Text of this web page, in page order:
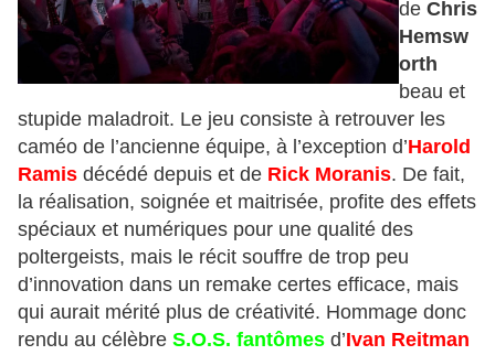
de Chris
Hemsw
orth
beau et
stupide maladroit. Le jeu consiste à retrouver les
caméo de l’ancienne équipe, à l’exception d’Harold
Ramis décédé depuis et de Rick Moranis. De fait,
la réalisation, soignée et maitrisée, profite des effets
spéciaux et numériques pour une qualité des
poltergeists, mais le récit souffre de trop peu
d’innovation dans un remake certes efficace, mais
qui aurait mérité plus de créativité. Hommage donc
rendu au célèbre S.O.S. fantômes d’Ivan Reitman